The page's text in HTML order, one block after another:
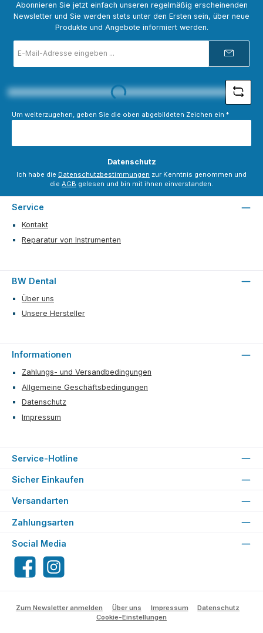
Abonnieren Sie jetzt einfach unseren regelmäßig erscheinenden
Newsletter und Sie werden stets unter den Ersten sein, über neue
Produkte und Angebote informiert werden.
Mail-
Adresse
Loading...
Um weiterzugehen, geben Sie die oben abgebildeten Zeichen ein *
Datenschutz
Ich habe die Datenschutzbestimmungen zur Kenntnis genommen und
die AGB gelesen und bin mit ihnen einverstanden.
Service
Kontakt
Reparatur von Instrumenten
BW Dental
Über uns
Unsere Hersteller
Informationen
Zahlungs- und Versandbedingungen
Allgemeine Geschäftsbedingungen
Datenschutz
Impressum
Service-Hotline
Sicher Einkaufen
Versandarten
Zahlungsarten
Social Media
FacebookInstagram
Zum Newsletter anmelden Über uns Impressum
Datenschutz
Cookie-Einstellungen